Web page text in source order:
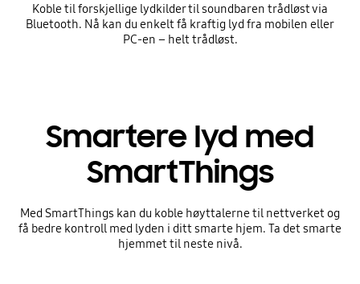
Koble til forskjellige lydkilder til soundbaren trådløst via
Bluetooth. Nå kan du enkelt få kraftig lyd fra mobilen eller
PC-en – helt trådløst.
Smartere lyd med
SmartThings
Med SmartThings kan du koble høyttalerne til nettverket og
få bedre kontroll med lyden i ditt smarte hjem. Ta det smarte
hjemmet til neste nivå.